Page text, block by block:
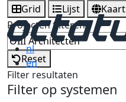
nl
en
Grid Lijst
Kaart
Projecten filteren
Reset
Filter resultaten
Filter op systemen